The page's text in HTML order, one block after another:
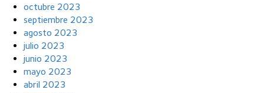
octubre 2023
septiembre 2023
agosto 2023
julio 2023
junio 2023
mayo 2023
abril 2023